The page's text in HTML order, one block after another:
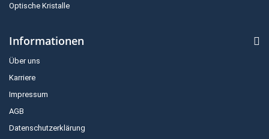
Optische Kristalle
Informationen
Über uns
Karriere
Impressum
AGB
Datenschutzerklärung